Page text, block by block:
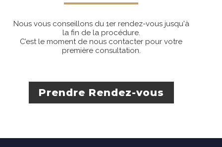
Nous vous conseillons du 1er rendez-vous jusqu'à
la fin de la procédure.
C’est le moment de nous contacter pour votre
première consultation.
Prendre Rendez-vous